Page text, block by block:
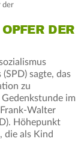
der
DER
sagte, das
zu
im
Walter
Höhepunkt
die als Kind